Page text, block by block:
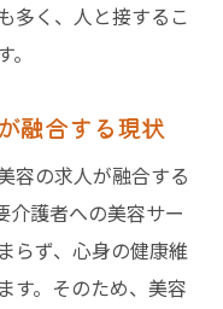
多く、人と接するこ
融合する現状
容の求人が融合する
介護者への美容サー
らず、心身の健康維
す。そのため、美容